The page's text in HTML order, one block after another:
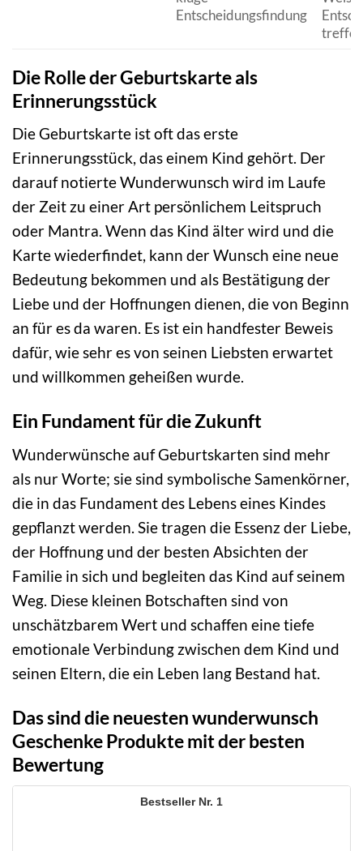
Entscheidungsfindung
Die Rolle der Geburtskarte als
Erinnerungsstück
Die Geburtskarte ist oft das erste
Erinnerungsstück, das einem Kind gehört. Der
darauf notierte Wunderwunsch wird im Laufe
der Zeit zu einer Art persönlichem Leitspruch
oder Mantra. Wenn das Kind älter wird und die
Karte wiederfindet, kann der Wunsch eine neue
Bedeutung bekommen und als Bestätigung der
Liebe und der Hoffnungen dienen, die von Beginn
an für es da waren. Es ist ein handfester Beweis
dafür, wie sehr es von seinen Liebsten erwartet
und willkommen geheißen wurde.
Ein Fundament für die Zukunft
Wunderwünsche auf Geburtskarten sind mehr
als nur Worte; sie sind symbolische Samenkörner,
die in das Fundament des Lebens eines Kindes
gepflanzt werden. Sie tragen die Essenz der Liebe,
der Hoffnung und der besten Absichten der
Familie in sich und begleiten das Kind auf seinem
Weg. Diese kleinen Botschaften sind von
unschätzbarem Wert und schaffen eine tiefe
emotionale Verbindung zwischen dem Kind und
seinen Eltern, die ein Leben lang Bestand hat.
Das sind die neuesten wunderwunsch
Geschenke Produkte mit der besten
Bewertung
1